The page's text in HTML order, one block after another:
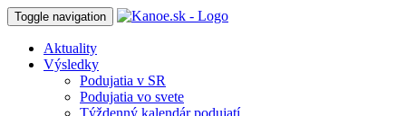
Toggle navigation
Aktuality
Výsledky
Podujatia v SR
Podujatia vo svete
Týždenný kalendár podujatí